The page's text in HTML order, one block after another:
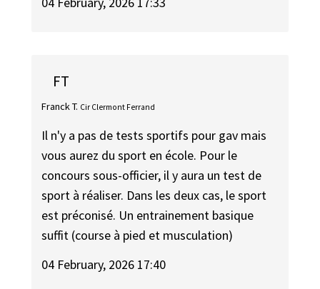
FT
Franck T. Cir Clermont Ferrand
Il n'y a pas de tests sportifs pour gav mais
vous aurez du sport en école. Pour le
concours sous-officier, il y aura un test de
sport à réaliser. Dans les deux cas, le sport
est préconisé. Un entrainement basique
suffit (course à pied et musculation)
04 February, 2026 17:40